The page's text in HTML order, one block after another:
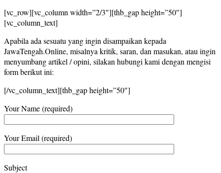
[vc_row][vc_column width=”2/3″][thb_gap height=”50″]
[vc_column_text]
Apabila ada sesuatu yang ingin disampaikan kepada
JawaTengah.Online, misalnya kritik, saran, dan masukan, atau ingin
menyumbang artikel / opini, silakan hubungi kami dengan mengisi
form berikut ini:
[/vc_column_text][thb_gap height=”50″]
Your Name (required)
Your Email (required)
Subject